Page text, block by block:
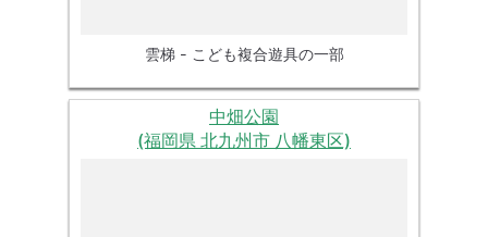
雲梯 - こども複合遊具の一部
中畑公園
(福岡県 北九州市 八幡東区)